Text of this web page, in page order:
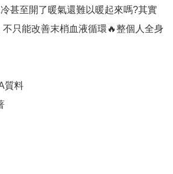
甚至開了暖氣還難以暖起來嗎?其實
不只能改善末梢血液循環🔥整個人全身
質料